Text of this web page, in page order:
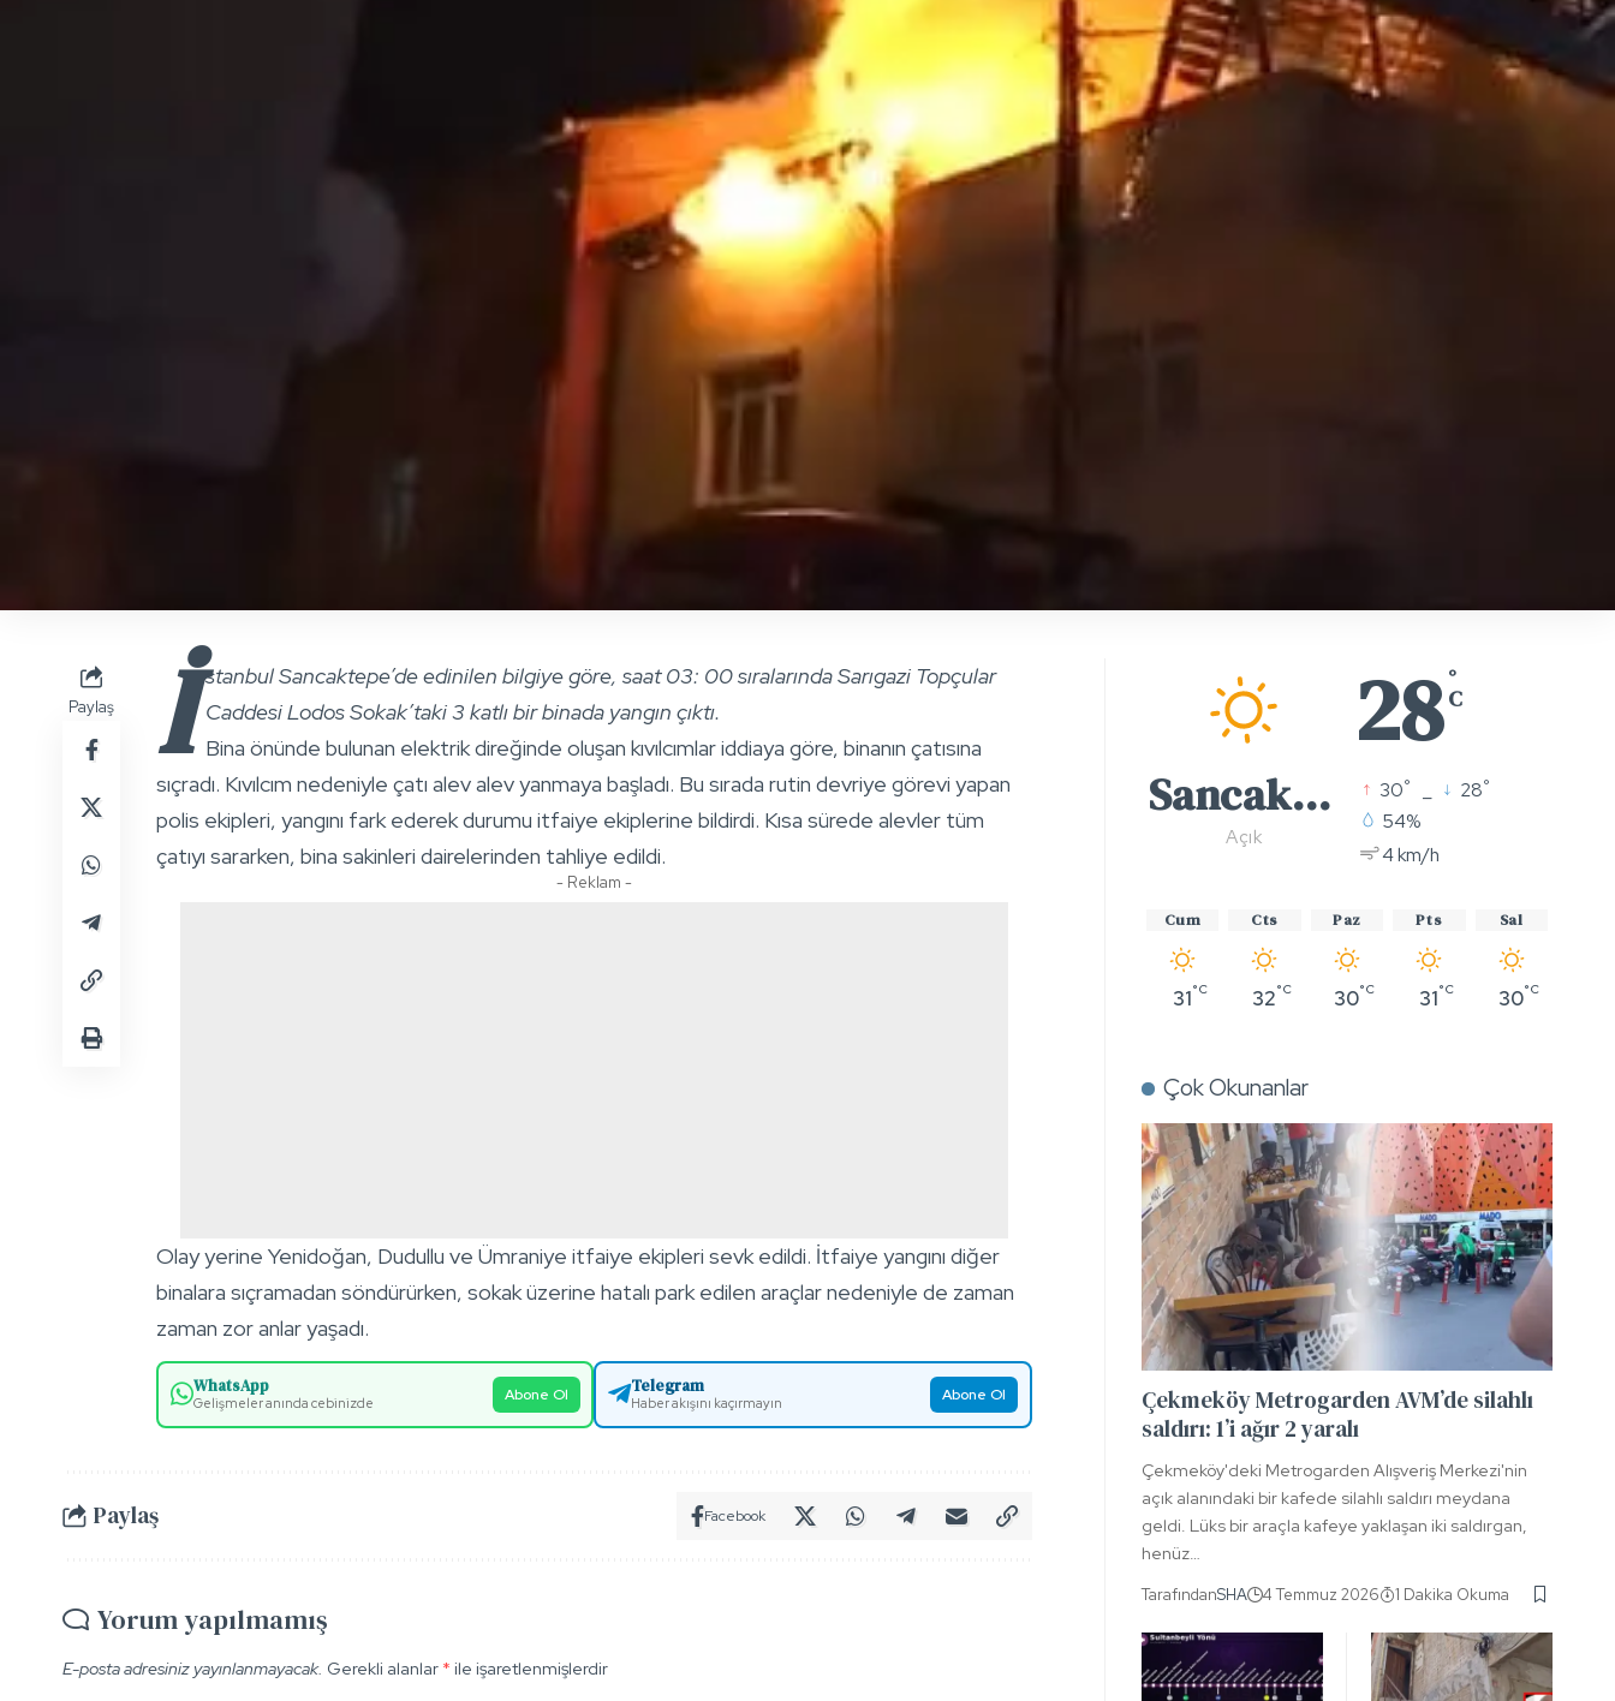
Paylaş İ stanbul Sancaktepe’de edinilen bilgiye göre, saat 03: 00 sıralarında Sarıgazi Topçular
Caddesi Lodos Sokak’taki 3 katlı bir binada yangın çıktı.
Bina önünde bulunan elektrik direğinde oluşan kıvılcımlar iddiaya göre, binanın çatısına
sıçradı. Kıvılcım nedeniyle çatı alev alev yanmaya başladı. Bu sırada rutin devriye görevi yapan
polis ekipleri, yangını fark ederek durumu itfaiye ekiplerine bildirdi. Kısa sürede alevler tüm
çatıyı sararken, bina sakinleri dairelerinden tahliye edildi.
- Reklam -
Olay yerine Yenidoğan, Dudullu ve Ümraniye itfaiye ekipleri sevk edildi. İtfaiye yangını diğer
binalara sıçramadan söndürürken, sokak üzerine hatalı park edilen araçlar nedeniyle de zaman
zaman zor anlar yaşadı.
WhatsApp
Gelişmeler anında cebinizde Abone Ol Telegram
Haber akışını kaçırmayın Abone Ol
Paylaş Facebook
Yorum yapılmamış
E-posta adresiniz yayınlanmayacak. Gerekli alanlar * ile işaretlenmişlerdir
28 °
C
Sancaktepe
Açık
30° 28°
54%
4 km/h
Cum
31°C
Cts
32°C
Paz
30°C
Pts
31°C
Sal
30°C
Çok Okunanlar
Çekmeköy Metrogarden AVM’de silahlı
saldırı: 1’i ağır 2 yaralı
Çekmeköy'deki Metrogarden Alışveriş Merkezi'nin
açık alanındaki bir kafede silahlı saldırı meydana
geldi. Lüks bir araçla kafeye yaklaşan iki saldırgan,
henüz…
TarafındanSHA 4 Temmuz 2026 1 Dakika Okuma